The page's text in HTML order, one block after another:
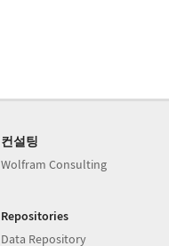
컨설팅
Wolfram Consulting
Repositories
Data Repository